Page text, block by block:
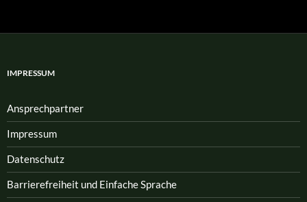
IMPRESSUM
Ansprech­partner
Impressum
Datenschutz
Barrierefreiheit und Einfache Sprache